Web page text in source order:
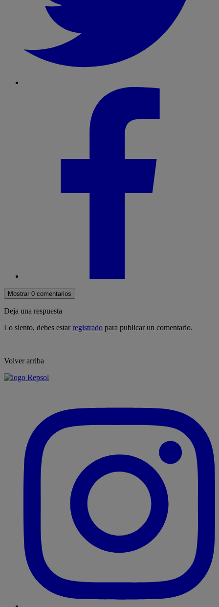
Mostrar 0 comentarios
Deja una respuesta
Lo siento, debes estarregistrado para publicar un comentario.
Volver arriba